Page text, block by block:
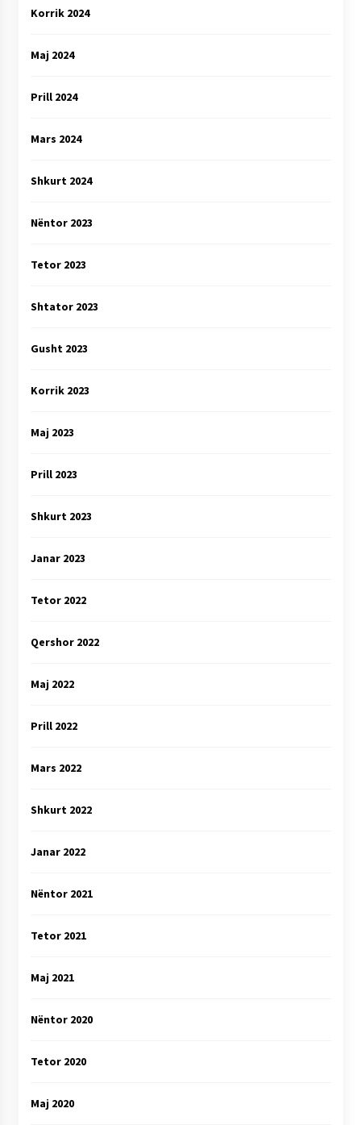
Korrik 2024
Maj 2024
Prill 2024
Mars 2024
Shkurt 2024
Nëntor 2023
Tetor 2023
Shtator 2023
Gusht 2023
Korrik 2023
Maj 2023
Prill 2023
Shkurt 2023
Janar 2023
Tetor 2022
Qershor 2022
Maj 2022
Prill 2022
Mars 2022
Shkurt 2022
Janar 2022
Nëntor 2021
Tetor 2021
Maj 2021
Nëntor 2020
Tetor 2020
Maj 2020